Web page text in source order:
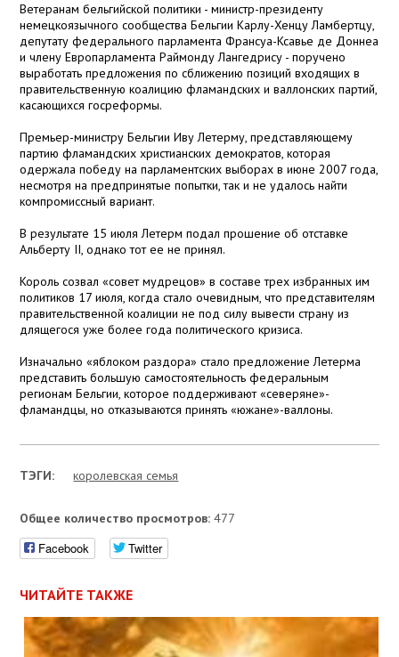
Ветеранам бельгийской политики - министр-президенту
немецкоязычного сообщества Бельгии Карлу-Хенцу Ламбертцу,
депутату федерального парламента Франсуа-Ксавье де Доннеа
и члену Европарламента Раймонду Лангедрису - поручено
выработать предложения по сближению позиций входящих в
правительственную коалицию фламандских и валлонских партий,
касающихся госреформы.
Премьер-министру Бельгии Иву Летерму, представляющему
партию фламандских христианских демократов, которая
одержала победу на парламентских выборах в июне 2007 года,
несмотря на предпринятые попытки, так и не удалось найти
компромиссный вариант.
В результате 15 июля Летерм подал прошение об отставке
Альберту II, однако тот ее не принял.
Король созвал «совет мудрецов» в составе трех избранных им
политиков 17 июля, когда стало очевидным, что представителям
правительственной коалиции не под силу вывести страну из
длящегося уже более года политического кризиса.
Изначально «яблоком раздора» стало предложение Летерма
представить большую самостоятельность федеральным
регионам Бельгии, которое поддерживают «северяне»-
фламандцы, но отказываются принять «южане»-валлоны.
ТЭГИ: королевская семья
Общее количество просмотров: 477
Facebook Twitter
ЧИТАЙТЕ ТАКЖЕ